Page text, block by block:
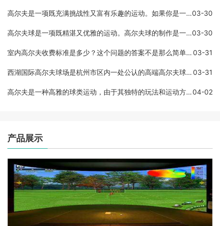
高尔夫是一项既充满挑战性又富有乐趣的运动。如果你是一名初学者，那么可能会感到有些困惑和不知所措。在这篇文章中，我们将为初学者介绍高尔夫如何打。基础设备在开始打高尔03-30
高尔夫球是一项既精湛又优雅的运动。高尔夫球的制作是一门精细的工艺，需要选材、烧制、加工等复杂的流程。为了使得高尔夫球具有更好的性能和稳定性，球杆的材质日渐精进，越03-30
室内高尔夫收费标准是多少？这个问题的答案不是那么简单，它可能因为不同的场地、设备和地区而有所不同。但是，我们可以提供一些有关室内高尔夫收费标准的信息，以便您在了解03-31
西湖国际高尔夫球场是杭州市区内一处公认的高端高尔夫球场，也是中国著名的高尔夫球场之一。其被誉为东方的世界级高尔夫球场，是由全球著名的世界级高尔夫球场设计师罗伯特•03-31
高尔夫是一种高雅的球类运动，由于其独特的玩法和运动方式受到了越来越多人的关注和参与。在高尔夫球的配备中，铁杆可以说是最基本和最重要的球杆类型之一。在高尔夫运动中，04-02
产品展示